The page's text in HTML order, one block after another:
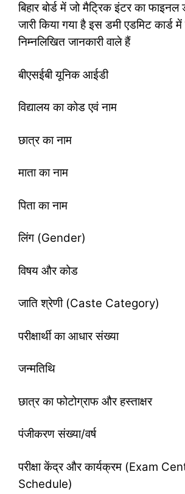
बिहार बोर्ड में जो मैट्रिक इंटर का फाइनल
जारी किया गया है इस डमी एडमिट कार्ड
निम्नलिखित जानकारी वाले हैं
बीएसईबी यूनिक आईडी
विद्यालय का कोड एवं नाम
​छात्र का नाम
माता का नाम
पिता का नाम
​लिंग (Gender)
​विषय और कोड
​जाति श्रेणी (Caste Category)
परीक्षार्थी का आधार संख्या
जन्मतिथि
​छात्र का फोटोग्राफ और हस्ताक्षर
पंजीकरण संख्या/वर्ष
​परीक्षा केंद्र और कार्यक्रम (Exam
Schedule)